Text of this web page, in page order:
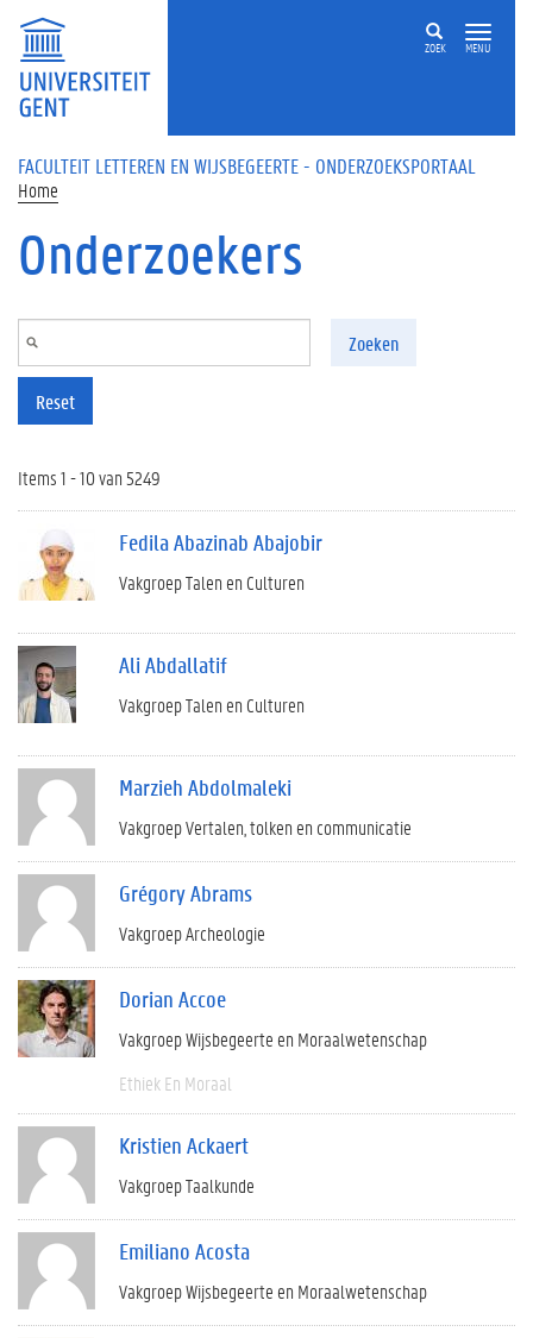
Overslaan en naar de inhoud gaan
ZOEK MENU
FACULTEIT LETTEREN EN WIJSBEGEERTE - ONDERZOEKSPORTAAL
Home
Onderzoekers
Zoeken
Reset
Items 1 - 10 van 5249
Fedila Abazinab Abajobir
Vakgroep Talen en Culturen
Ali Abdallatif
Vakgroep Talen en Culturen
Marzieh Abdolmaleki
Vakgroep Vertalen, tolken en communicatie
Grégory Abrams
Vakgroep Archeologie
Dorian Accoe
Vakgroep Wijsbegeerte en Moraalwetenschap
Ethiek En Moraal
Kristien Ackaert
Vakgroep Taalkunde
Emiliano Acosta
Vakgroep Wijsbegeerte en Moraalwetenschap